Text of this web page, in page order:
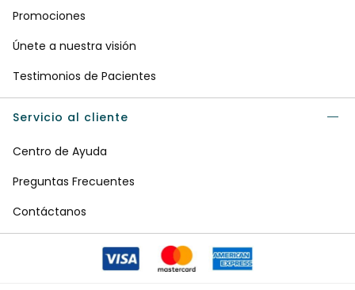
Promociones
Únete a nuestra visión
Testimonios de Pacientes
Servicio al cliente
Centro de Ayuda
Preguntas Frecuentes
Contáctanos